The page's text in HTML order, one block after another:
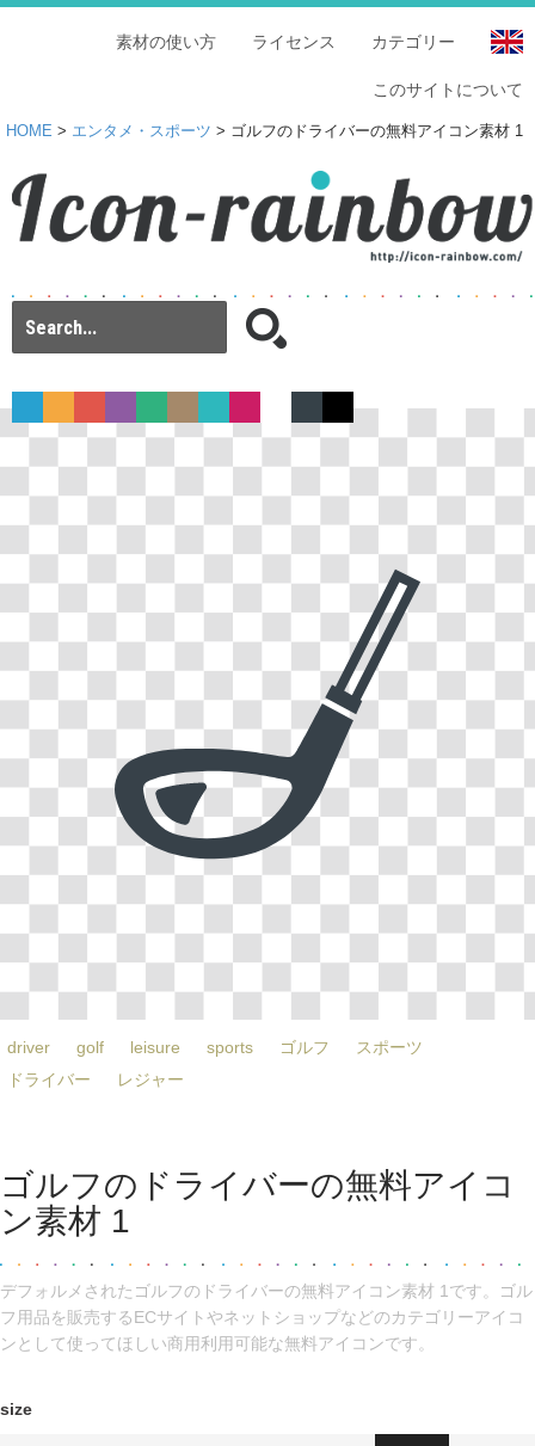
カテゴリー
ライセンス
素材の使い方
このサイトについて
HOME > エンタメ・スポーツ > ゴルフのドライバーの無料アイコン素材 1
driver golf leisure sports ゴルフ
スポーツ
ドライバー
レジャー
ゴルフのドライバーの無料アイコ
ン素材 1
デフォルメされたゴルフのドライバーの無料アイコン素材 1です。ゴル
フ用品を販売するECサイトやネットショップなどのカテゴリーアイコ
ンとして使ってほしい商用利用可能な無料アイコンです。
size